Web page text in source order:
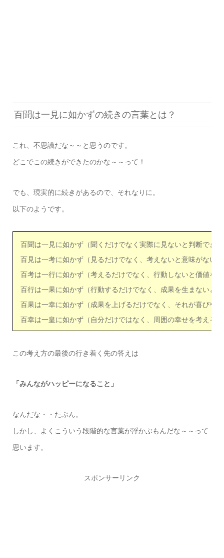
百聞は一見に如かずの続きの言葉とは？
これ、不思議だな～～と思うのです。
どこでこの続きができたのかな～～って！
でも、現実的に続きがあるので、それなりに。
以下のようです。
百聞は一見に如かず（聞くだけでなく実際に見ないと判断でき
百見は一考に如かず（見るだけでなく、考えないと意味がない）
百考は一行に如かず（考えるだけでなく、行動しないと価値を
百行は一果に如かず（行動するだけでなく、成果を生まないと
百果は一幸に如かず（成果を上げるだけでなく、それが喜びや
百幸は一皇に如かず（自分だけではなく、周囲の幸せを考える
この考え方の最後の行き着く先の答えは
「みんながハッピーになること」
なんだな・・たぶん。
しかし、よくこういう段階的な言葉が浮かぶもんだな～～って
思います。
スポンサーリンク